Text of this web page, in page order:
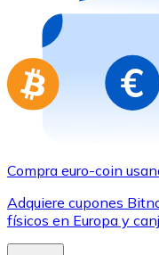
Compra tarjetas
Ir a la tienda de
Compra euro-coin
Adquiere cupones
físicos en Europa y